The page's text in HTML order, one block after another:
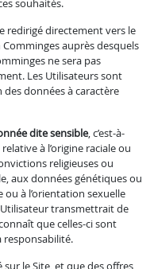
redirigé directement vers le
auprès desquels
ne sera pas
Les Utilisateurs sont
données à caractère
dite sensible, c’est-à-
à l’origine raciale ou
religieuses ou
aux données génétiques ou
à l’orientation sexuelle
Utilisateur transmettrait de
que celles-ci sont
responsabilité.
le Site, et que des offres